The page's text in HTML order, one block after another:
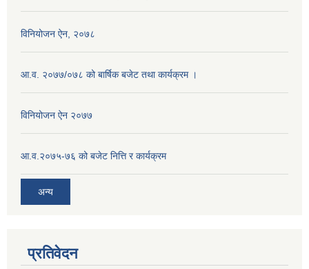
विनियोजन ऐन, २०७८
आ.व. २०७७/०७८ को बार्षिक बजेट तथा कार्यक्रम ।
विनियोजन ऐन २०७७
आ.व.२०७५-७६ को बजेट नित्ति र कार्यक्रम
अन्य
प्रतिवेदन